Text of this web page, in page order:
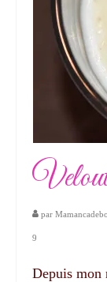
par
9
Depuis mon